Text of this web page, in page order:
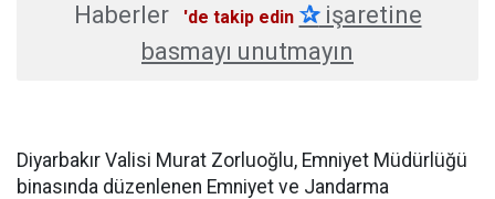
Haberler
'de takip edin ✰işaretine
basmayı unutmayın
Diyarbakır Valisi Murat Zorluoğlu, Emniyet Müdürlüğü
binasında düzenlenen Emniyet ve Jandarma